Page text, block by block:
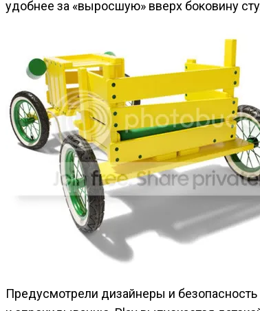
удобнее за «выросшую» вверх боковину
Предусмотрели дизайнеры и